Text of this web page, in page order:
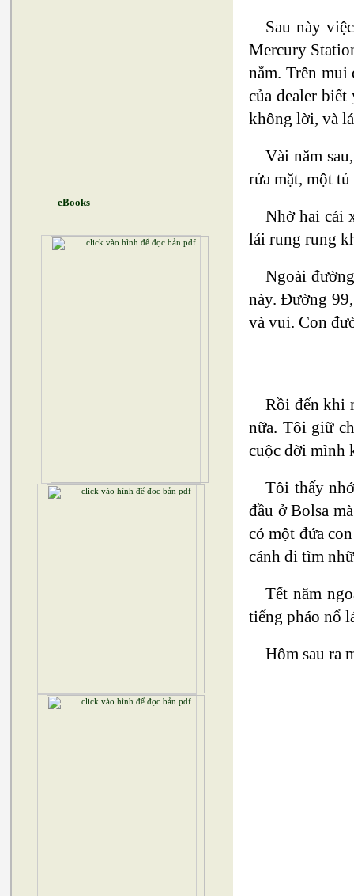
eBooks
Sau này
Mercury
nằm. Trên
của dealer
không lời, và
Vài năm
rửa mặt, một
Nhờ hai cái
lái rung rung
Ngoài
này. Đường
và vui. Con
Rồi đến khi
nữa. Tôi giữ
cuộc đời mình
Tôi thấy
đầu ở Bolsa
có một đứa
cánh đi tìm
Tết năm
tiếng pháo nổ
Hôm sau ra